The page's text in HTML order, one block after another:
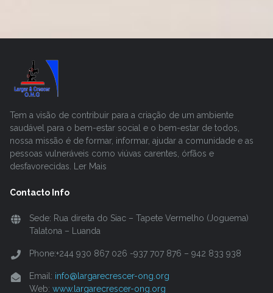
Tem a visão de contribuir para a criação de um ambiente
saudável para o bem-estar social e o bem-estar de todos,
nossa missão é de formar, informar, ajudar a comunidade e as
pessoas vulneráveis como viúvas carentes, órfãos e
desfavorecidas. Ler Mais
Contacto Info
Sede: Rua direita do Siac – Tapete Vermelho (Joguema)
Talatona – Luanda
Phone:+244 930 867 026 -937 707 876 – 942 833 938
Email: info@largarecrescer-ong.org
Web: www.largarecrescer-ong.org